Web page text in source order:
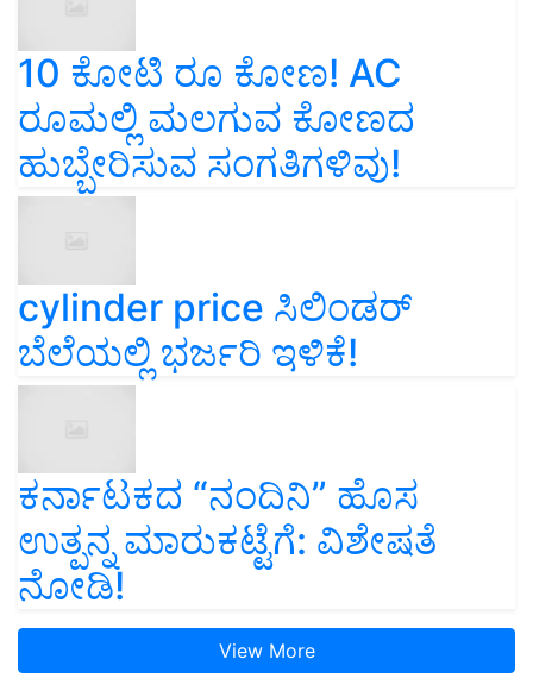
10 ಕೋಟಿ ರೂ ಕೋಣ! AC
ರೂಮಲ್ಲಿ ಮಲಗುವ ಕೋಣದ
ಹುಬ್ಬೇರಿಸುವ ಸಂಗತಿಗಳಿವು!
cylinder price ಸಿಲಿಂಡರ್‌
ಬೆಲೆಯಲ್ಲಿ ಭರ್ಜರಿ ಇಳಿಕೆ!
ಕರ್ನಾಟಕದ “ನಂದಿನಿ” ಹೊಸ
ಉತ್ಪನ್ನ ಮಾರುಕಟ್ಟೆಗೆ: ವಿಶೇಷತೆ
ನೋಡಿ!
View More